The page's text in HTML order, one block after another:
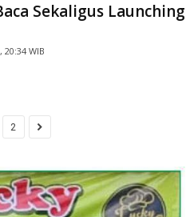
Sekaligus Launching
WIB
2